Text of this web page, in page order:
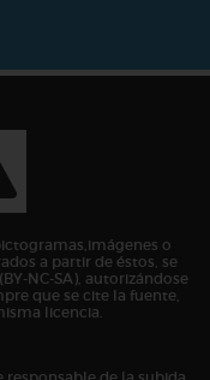
o
a partir de éstos, se
NC-SA), autorizándose
que se cite la fuente,
licencia.